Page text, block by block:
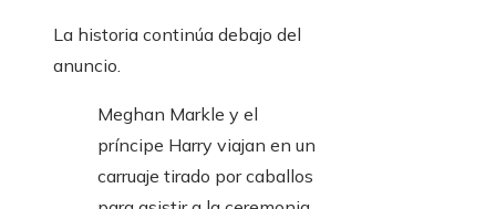
La historia continúa debajo del
anuncio.
Meghan Markle y el
príncipe Harry viajan en un
carruaje tirado por caballos